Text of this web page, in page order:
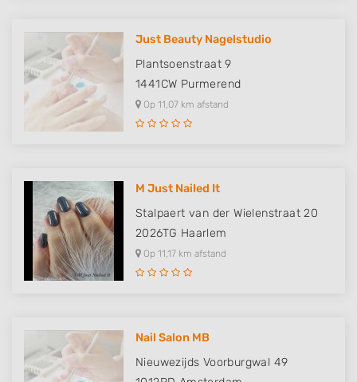
Just Beauty Nagelstudio
Plantsoenstraat 9
1441CW Purmerend
Op 11,07 km afstand
M Just Nailed It
Stalpaert van der Wielenstraat 20
2026TG Haarlem
Op 11,17 km afstand
Nail Salon MB
Nieuwezijds Voorburgwal 49